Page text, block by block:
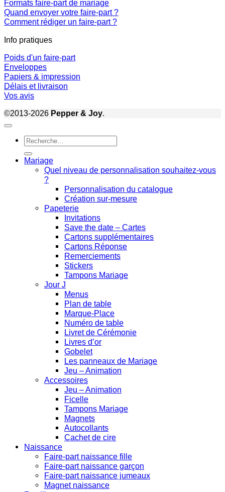
Formats faire-part de mariage
Quand envoyer votre faire-part ?
Comment rédiger un faire-part ?
Info pratiques
Poids d'un faire-part
Enveloppes
Papiers & impression
Délais et livraison
Vos avis
©2013-2026 Pepper & Joy.
Recherche
pour :
Mariage
Quel niveau de personnalisation souhaitez-vous
?
Personnalisation du catalogue
Création sur-mesure
Papeterie
Invitations
Save the date – Cartes
Cartons supplémentaires
Cartons Réponse
Remerciements
Stickers
Tampons Mariage
Jour J
Menus
Plan de table
Marque-Place
Numéro de table
Livret de Cérémonie
Livres d’or
Gobelet
Les panneaux de Mariage
Jeu – Animation
Accessoires
Jeu – Animation
Ficelle
Tampons Mariage
Magnets
Autocollants
Cachet de cire
Naissance
Faire-part naissance fille
Faire-part naissance garçon
Faire-part naissance jumeaux
Magnet naissance